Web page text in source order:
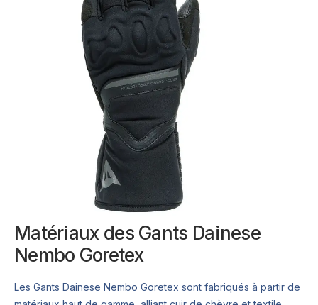
Matériaux des Gants Dainese
Nembo Goretex
Les Gants Dainese Nembo Goretex sont fabriqués à partir de